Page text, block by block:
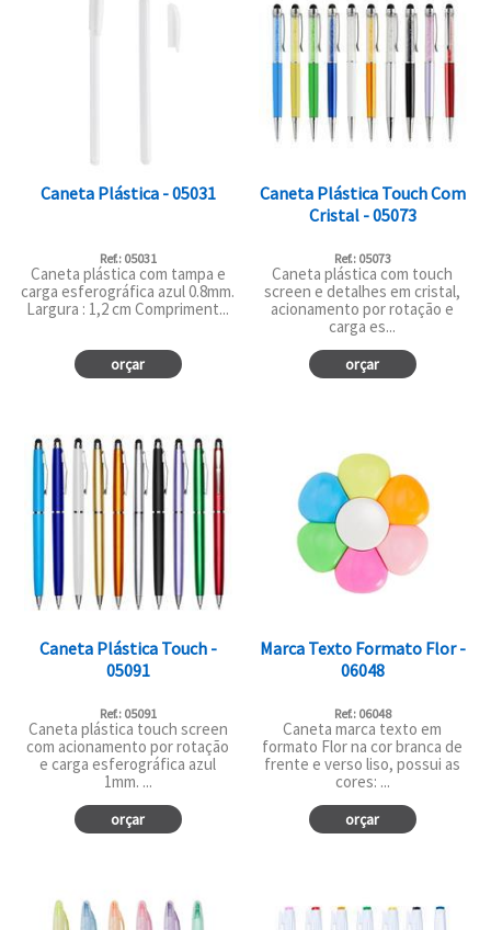
Caneta Plástica - 05031
Ref.: 05031
Caneta plástica com tampa e
carga esferográfica azul 0.8mm.
Largura : 1,2 cm Compriment...
orçar
Caneta Plástica Touch Com
Cristal - 05073
Ref.: 05073
Caneta plástica com touch
screen e detalhes em cristal,
acionamento por rotação e
carga es...
orçar
Caneta Plástica Touch -
05091
Ref.: 05091
Caneta plástica touch screen
com acionamento por rotação
e carga esferográfica azul
1mm. ...
orçar
Marca Texto Formato Flor -
06048
Ref.: 06048
Caneta marca texto em
formato Flor na cor branca de
frente e verso liso, possui as
cores: ...
orçar